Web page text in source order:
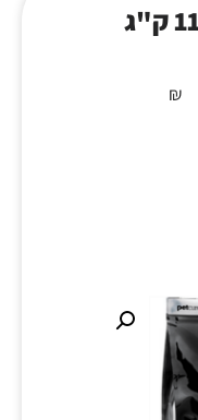
₪